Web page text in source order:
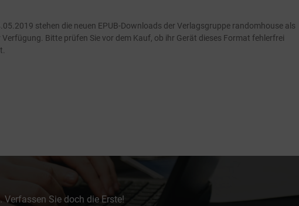
stehen die neuen EPUB-Downloads der Verlagsgruppe randomhouse als
Verfügung. Bitte prüfen Sie vor dem Kauf, ob ihr Gerät dieses Format fehlerfrei
Verfassen Sie doch die Erste!